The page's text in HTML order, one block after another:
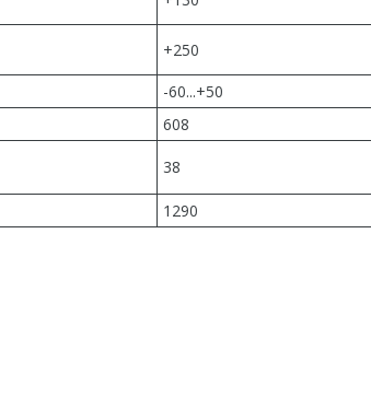
+250
-60...+50
608
38
1290